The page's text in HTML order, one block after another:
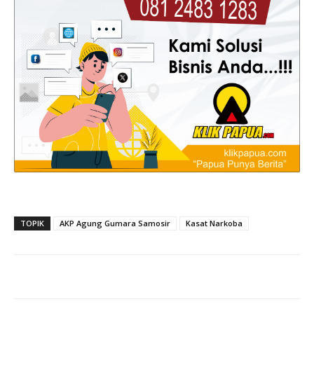
TOPIK AKP Agung Gumara Samosir Kasat Narkoba